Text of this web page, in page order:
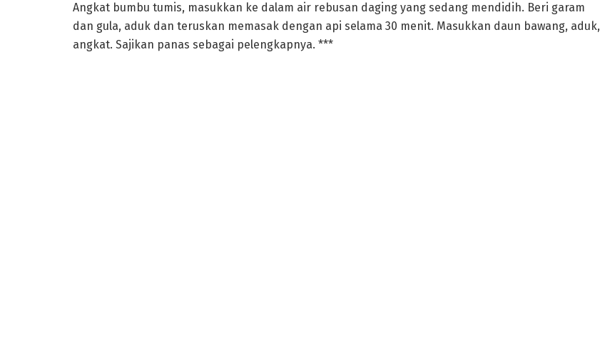
‎Angkat bumbu tumis, masukkan ke dalam air rebusan daging yang sedang mendidih. Beri garam
dan gula, aduk dan teruskan memasak dengan api selama 30 menit. Masukkan daun bawang, aduk,
angkat. Sajikan panas sebagai pelengkapnya. ***